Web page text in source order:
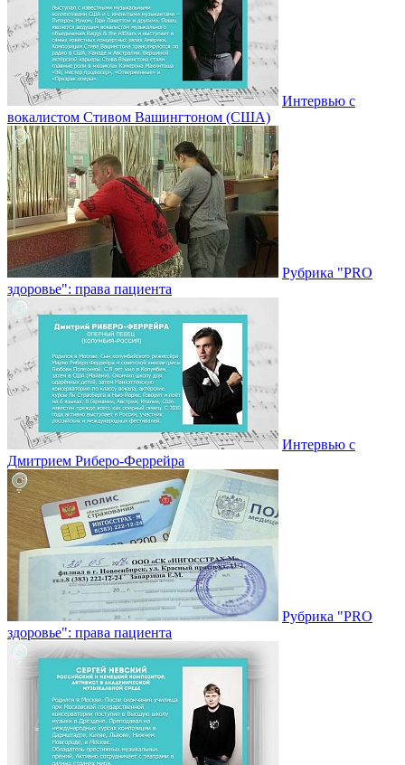
Интервью с
вокалистом Стивом Вашингтоном (США)
Рубрика "PRO
здоровье": права пациента
Интервью с
Дмитрием Риберо-Феррейра
Рубрика "PRO
здоровье": права пациента